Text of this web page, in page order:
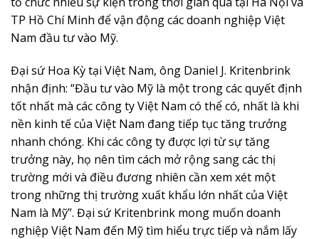
TP Hồ Chí Minh để vận động các doanh nghiệp Việt
Nam đầu tư vào Mỹ.
Đại sứ Hoa Kỳ tại Việt Nam, ông Daniel J. Kritenbrink
nhận định: “Đầu tư vào Mỹ là một trong các quyết định
tốt nhất mà các công ty Việt Nam có thể có, nhất là khi
nền kinh tế của Việt Nam đang tiếp tục tăng trưởng
nhanh chóng. Khi các công ty được lợi từ sự tăng
trưởng này, họ nên tìm cách mở rộng sang các thị
trường mới và điều đương nhiên cần xem xét một
trong những thị trường xuất khẩu lớn nhất của Việt
Nam là Mỹ”. Đại sứ Kritenbrink mong muốn doanh
nghiệp Việt Nam đến Mỹ tìm hiểu trực tiếp và nắm lấy